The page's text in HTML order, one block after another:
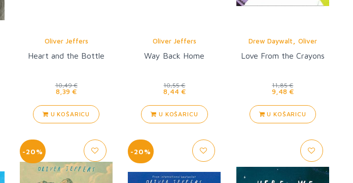
Oliver Jeffers
Heart and the Bottle
10,49 €
8,39 €
U KOŠARICU
Oliver Jeffers
Way Back Home
10,55 €
8,44 €
U KOŠARICU
Drew Daywalt
Oliver
Jeffers
Love From the Crayons
11,85 €
9,48 €
U KOŠARICU
-20% -20%